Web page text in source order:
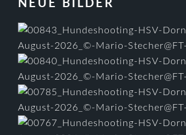
FOOTER
NEUE BILDER